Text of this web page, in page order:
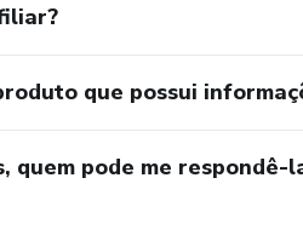
que possui
quem pode me respondê-